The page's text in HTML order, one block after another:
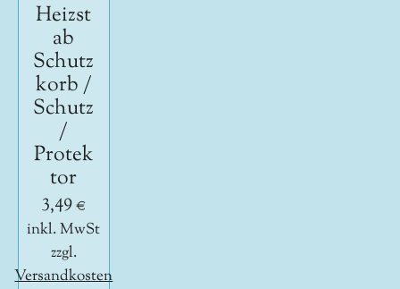
Heizst
ab
Schutz
korb /
Schutz
/
Protek
tor
3,49 €
inkl. MwSt
zzgl.
Versandkosten